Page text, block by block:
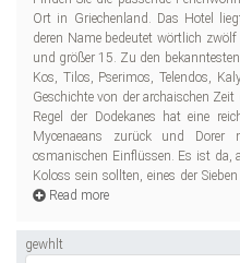
Ort in Griechenland. Das Hotel
deren Name bedeutet wörtlich
und größer 15. Zu den
Kos, Tilos, Pserimos, Telendos,
Geschichte von der archaischen
Regel der Dodekanes hat eine
Mycenaeans zurück und Dorer
osmanischen Einflüssen. Es ist da,
Koloss sein sollten, eines der
Bekannt für Sandstrände und
atemberaubende Berge, ist der
Read more
gewhlt